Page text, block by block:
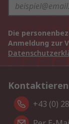
Die
Anmeldung zur
Kontaktieren
+43 (0)